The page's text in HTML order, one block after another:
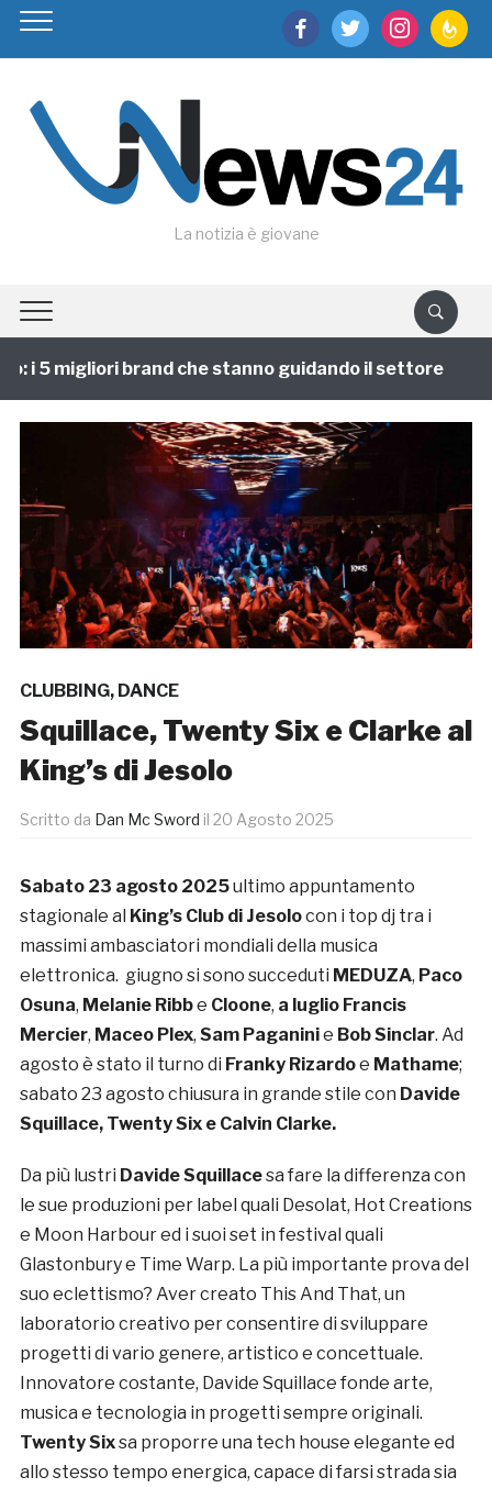
facebooktwitter instagram
La notizia è giovane
i 5 migliori brand che stanno guidando il settore
CLUBBING, DANCE
Squillace, Twenty Six e Clarke al
King’s di Jesolo
Scritto da Dan Mc Sword il 20 Agosto 2025
Sabato 23 agosto 2025ultimo appuntamento
stagionale al King’s Club di Jesolocon i top dj tra i
massimi ambasciatori mondiali della musica
elettronica. giugno si sono succeduti MEDUZA, Paco
Osuna, Melanie Ribbe Cloone, a luglio Francis
Mercier, Maceo Plex, Sam Paganinie Bob Sinclar. Ad
agosto è stato il turno di Franky Rizardoe Mathame;
sabato 23 agosto chiusura in grande stile con Davide
Squillace, Twenty Six e Calvin Clarke.
Da più lustri Davide Squillacesa fare la differenza con
le sue produzioni per label quali Desolat, Hot Creations
e Moon Harbour ed i suoi set in festival quali
Glastonbury e Time Warp. La più importante prova del
suo eclettismo? Aver creato This And That, un
laboratorio creativo per consentire di sviluppare
progetti di vario genere, artistico e concettuale.
Innovatore costante, Davide Squillace fonde arte,
musica e tecnologia in progetti sempre originali.
Twenty Sixsa proporre una tech house elegante ed
allo stesso tempo energica, capace di farsi strada sia